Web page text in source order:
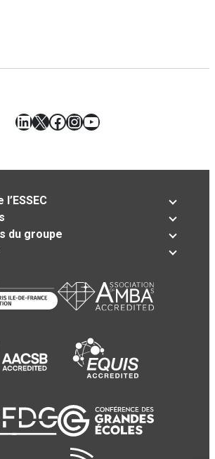
LinkedIn
X Facebook
Instagram
YouTube
du groupe